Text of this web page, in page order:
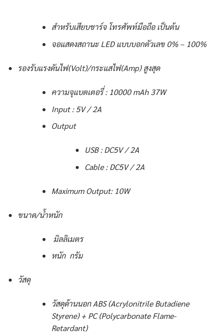
สำหรับเสียบชาร์จ โทรศัพท์มือถือ เป็นต้น
จอแสดงสถานะ LED แบบบอกตัวเลข 0% – 100%
รองรับแรงดันไฟ(Volt)/กระแสไฟ(Amp) สูงสุด
ความจุแบตเตอรี่ : 10000 mAh 37W
Input : 5V / 2A
Output
USB : DC5V / 2A
Cable : DC5V / 2A
Maximum Output: 10W
ขนาด/น้ำหนัก
มิลลิเมตร
หนัก กรัม
วัสดุ
วัสดุด้านนอก ABS (Acrylonitrile Butadiene
Styrene) + PC (Polycarbonate Flame-
Retardant)